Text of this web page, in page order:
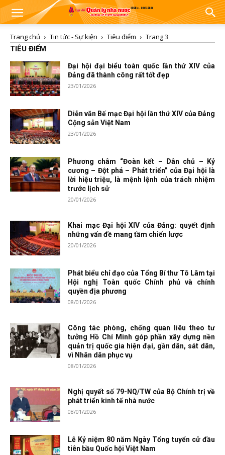
Trang chủ Tin tức - Sự kiện Tiêu điểm
Trang 3
TIÊU ĐIỂM
Đại hội đại biểu toàn quốc lần thứ XIV của
Đảng đã thành công rất tốt đẹp
23/01/2026
Diễn văn Bế mạc Đại hội lần thứ XIV của Đảng
Cộng sản Việt Nam
23/01/2026
Phương châm “Đoàn kết – Dân chủ – Kỷ
cương – Đột phá – Phát triển” của Đại hội là
lời hiệu triệu, là mệnh lệnh của trách nhiệm
trước lịch sử
20/01/2026
Khai mạc Đại hội XIV của Đảng: quyết định
những vấn đề mang tầm chiến lược
20/01/2026
Phát biểu chỉ đạo của Tổng Bí thư Tô Lâm tại
Hội nghị Toàn quốc Chính phủ và chính
quyền địa phương
08/01/2026
Công tác phòng, chống quan liêu theo tư
tưởng Hồ Chí Minh góp phần xây dựng nền
quản trị quốc gia hiện đại, gần dân, sát dân,
vì Nhân dân phục vụ
08/01/2026
Nghị quyết số 79-NQ/TW của Bộ Chính trị về
phát triển kinh tế nhà nước
08/01/2026
Lễ Kỷ niệm 80 năm Ngày Tổng tuyển cử đầu
tiên bầu Quốc hội Việt Nam